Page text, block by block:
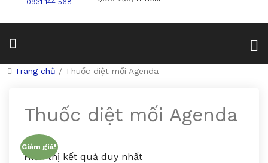
0931 144 568
Trang chủ / Thuốc diệt mối Agenda
Thuốc diệt mối Agenda
Hiển thị kết quả duy nhất
Giảm giá!